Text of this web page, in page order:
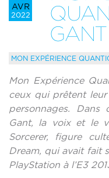
AVR
2022
GANT
MON EXPÉRIENCE
Mon Expérience
ceux qui prêtent
personnages. Dans
Gant, la voix et le
Sorcerer, figure
Dream, qui avait fait
PlayStation à l’E3